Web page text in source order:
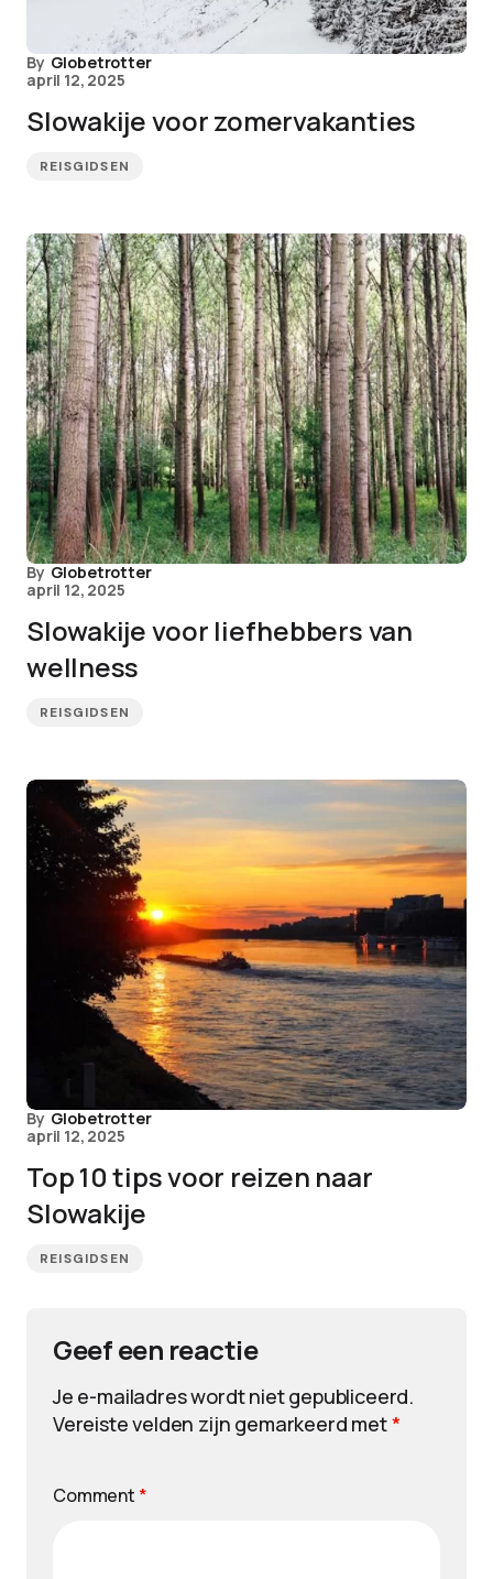
By Globetrotter
april 12, 2025
Slowakije voor zomervakanties
REISGIDSEN
By Globetrotter
april 12, 2025
Slowakije voor liefhebbers van
wellness
REISGIDSEN
By Globetrotter
april 12, 2025
Top 10 tips voor reizen naar
Slowakije
REISGIDSEN
Geef een reactie
Je e-mailadres wordt niet gepubliceerd.
Vereiste velden zijn gemarkeerd met*
Comment *